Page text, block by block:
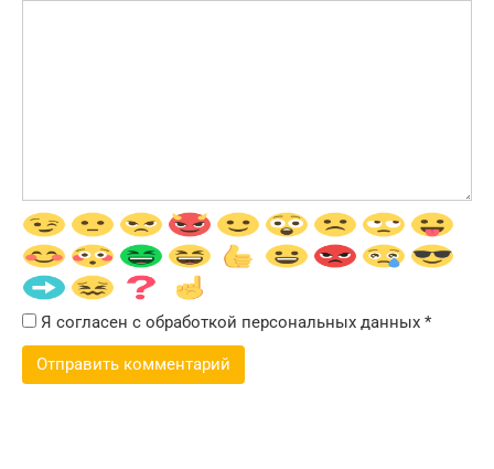
Я согласен с обработкой персональных данных *